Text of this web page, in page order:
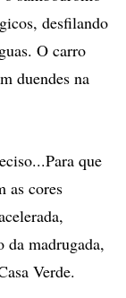
desfilando
O carro
duendes na
que
as cores
da madrugada,
Verde.